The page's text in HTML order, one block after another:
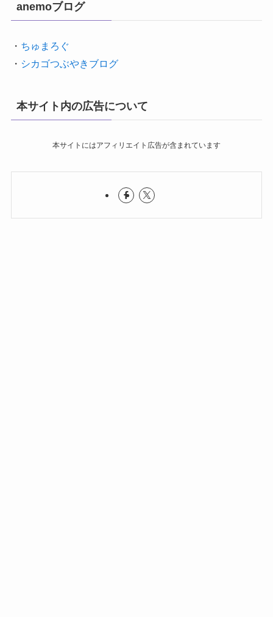
anemoブログ
・ ちゅまろぐ
・ シカゴつぶやきブログ
本サイト内の広告について
本サイトにはアフィリエイト広告が含まれています